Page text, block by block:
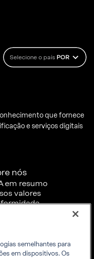
Selecione o país POR
que fornece
e serviços digitais
nós
em resumo
valores
& Inclusão
conosco
semelhantes para
em dispositivos. Os